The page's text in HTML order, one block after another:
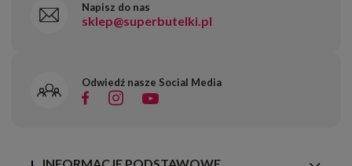
Napisz do nas
sklep@superbutelki.pl
Odwiedź nasze Social Media